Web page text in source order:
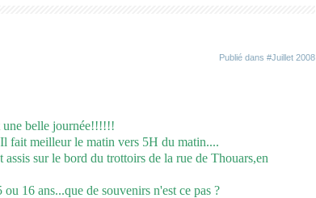
Publié dans #Juillet 2008
une belle journée!!!!!!
fait meilleur le matin vers 5H du matin....
sur le bord du trottoirs de la rue de Thouars,en
16 ans...que de souvenirs n'est ce pas ?